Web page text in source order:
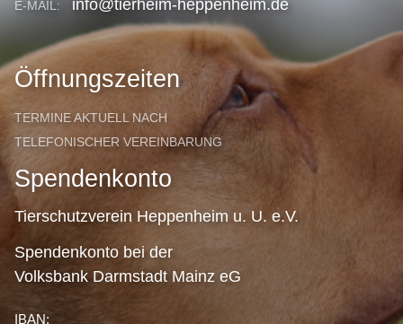
E-MAIL: info@tierheim-heppenheim.de
Öffnungszeiten
TERMINE AKTUELL NACH
TELEFONISCHER VEREINBARUNG
Spendenkonto
Tierschutzverein Heppenheim u. U. e.V.
Spendenkonto bei der
Volksbank Darmstadt Mainz eG
IBAN: